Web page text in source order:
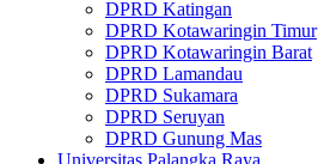
DPRD Katingan
DPRD Kotawaringin Timur
DPRD Kotawaringin Barat
DPRD Lamandau
DPRD Sukamara
DPRD Seruyan
DPRD Gunung Mas
Universitas Palangka Raya